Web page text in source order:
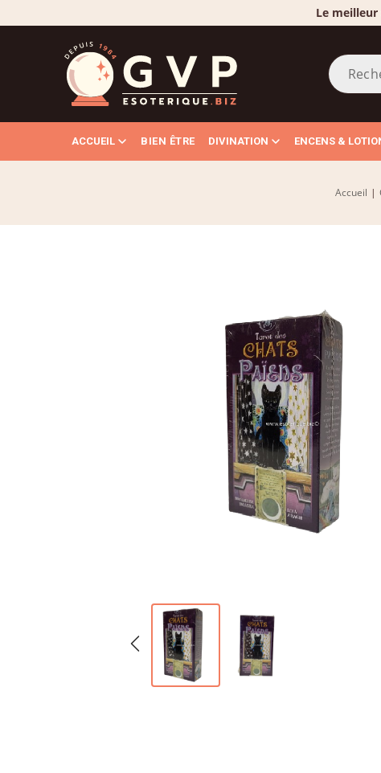
Le
ACCUEIL BIEN ÊTRE DIVINATION ENCENS &
Accueil |